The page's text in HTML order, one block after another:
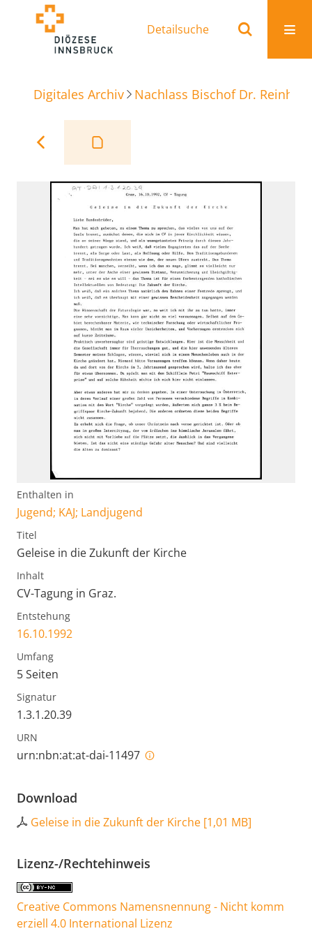
Detailsuche
Digitales Archiv Nachlass Bischof Dr.
Enthalten in
Jugend; KAJ; Landjugend
Titel
Geleise in die Zukunft der Kirche
Inhalt
CV-Tagung in Graz.
Entstehung
16.10.1992
Umfang
5 Seiten
Signatur
1.3.1.20.39
URN
urn:nbn:at:at-dai-11497
Download
Geleise in die Zukunft der Kirche [1,01 MB]
Lizenz-/Rechtehinweis
Creative Commons Namensnennung - Nicht komm
erziell 4.0 International Lizenz